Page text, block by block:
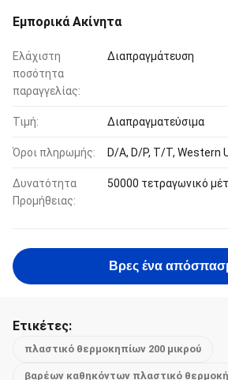
Εμπορικά Ακίνητα
Ελάχιστη
ποσότητα
παραγγελίας:
Διαπραγμάτευση
Τιμή: Διαπραγματεύσιμα
Όροι πληρωμής: D/A, D/P, T/T, Western
Δυνατότητα
Προμήθειας:
50000 τετραγωνικό
Βρες ένα
Ετικέτες:
πλαστικό θερμοκηπίων 200 μικρού
βαρέων καθηκόντων πλαστικό